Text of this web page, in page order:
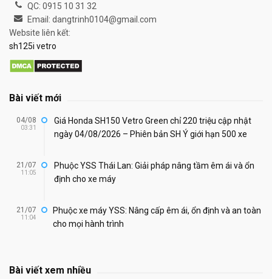
QC: 0915 10 31 32
Email: dangtrinh0104@gmail.com
Website liên kết:
sh125i vetro
Bài viết mới
04/08
03:31
Giá Honda SH150 Vetro Green chỉ 220 triệu cập nhật
ngày 04/08/2026 – Phiên bản SH Ý giới hạn 500 xe
21/07
11:05
Phuộc YSS Thái Lan: Giải pháp nâng tầm êm ái và ổn
định cho xe máy
21/07
11:04
Phuộc xe máy YSS: Nâng cấp êm ái, ổn định và an toàn
cho mọi hành trình
Bài viết xem nhiều